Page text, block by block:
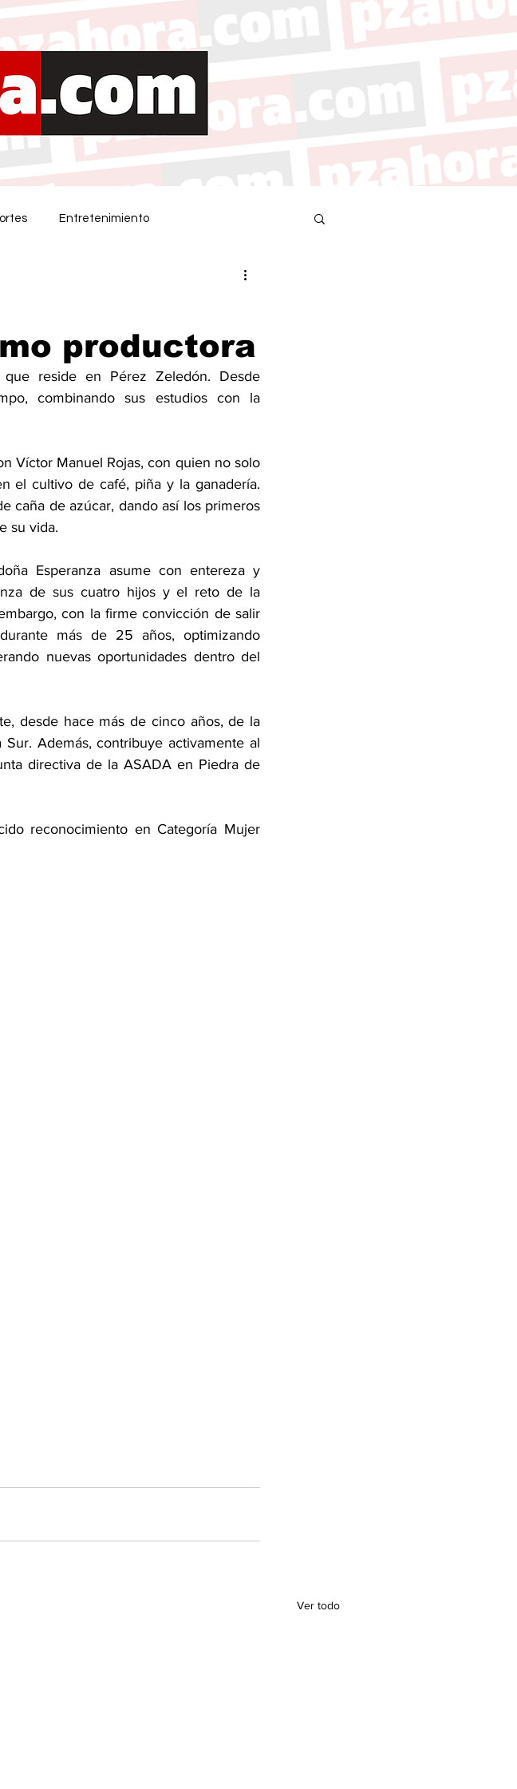
Entretenimiento
productora
reside en Pérez Zeledón. Desde
combinando sus estudios con la
Víctor Manuel Rojas, con quien no solo
el cultivo de café, piña y la ganadería.
caña de azúcar, dando así los primeros
su vida.
Esperanza asume con entereza y
de sus cuatro hijos y el reto de la
con la firme convicción de salir
más de 25 años, optimizando
nuevas oportunidades dentro del
desde hace más de cinco años, de la
Además, contribuye activamente al
directiva de la ASADA en Piedra de
reconocimiento en Categoría Mujer
Ver todo